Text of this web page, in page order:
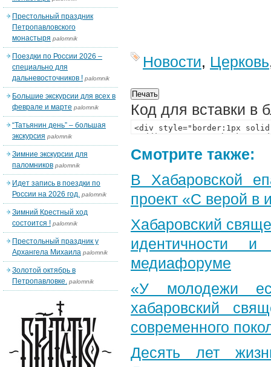
Новости, Церковь
Код для вставки в
Смотрите также:
В Хабаровской
проект «С верой в
Хабаровский
идентичности
медиафоруме
«У молодежи
хабаровский
современного
Десять лет
Престольный праздник
Петропавловского
монастыря palomnik
Поездки по России 2026 –
специально для
дальневосточников ! palomnik
Большие экскурсии для всех в
феврале и марте palomnik
“Татьянин день” – большая
экскурсия palomnik
Зимние экскурсии для
паломников palomnik
Идет запись в поездки по
России на 2026 год. palomnik
Зимний Крестный ход
состоится ! palomnik
Престольный праздник у
Архангела Михаила palomnik
Золотой октябрь в
Петропавловке. palomnik